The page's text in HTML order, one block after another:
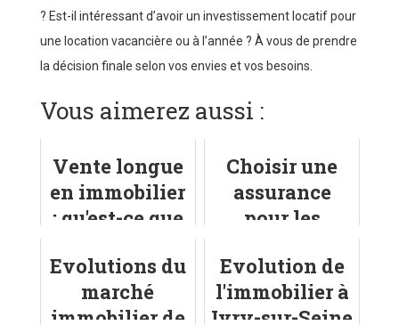
? Est-il intéressant d’avoir un investissement locatif pour
une location vacancière ou à l’année ? À vous de prendre
la décision finale selon vos envies et vos besoins.
Vous aimerez aussi :
Vente longue
en immobilier
: qu'est-ce que
Choisir une
assurance
pour les
location
meublée
Evolutions du
marché
immobilier de
Evolution de
l'immobilier à
Ivry-sur-Seine